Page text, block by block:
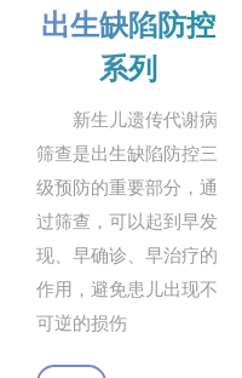
出生缺陷防控
系列
新生儿遗传代谢病
筛查是出生缺陷防控三
级预防的重要部分，通
过筛查，可以起到早发
现、早确诊、早治疗的
作用，避免患儿出现不
可逆的损伤